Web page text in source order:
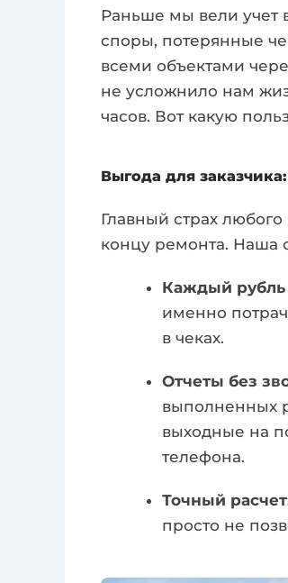
Раньше мы вели учет
споры, потерянные
всеми объектами
не усложнило нам
часов. Вот какую
Выгода для
Главный страх
концу ремонта. Наша
Каждый рубль
именно
в чеках.
Отчеты без
выполненных
выходные на
телефона.
Точный
просто не